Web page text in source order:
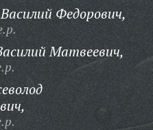
Федорович,
Матвеевич,